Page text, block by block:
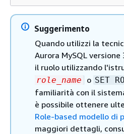
Suggerimento
Quando utilizzi la
Aurora MySQL
il ruolo utilizzando
role_name
o SET
familiarità con il
è possibile ottenere
Role-based modello di
maggiori dettagli,